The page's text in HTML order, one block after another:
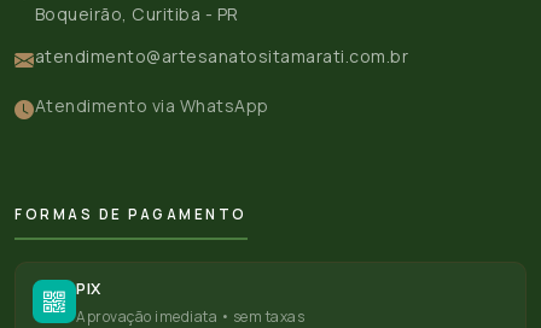
Boqueirão, Curitiba - PR
atendimento@artesanatositamarati.com.br
Atendimento via WhatsApp
FORMAS DE PAGAMENTO
PIX
Aprovação imediata • sem taxas